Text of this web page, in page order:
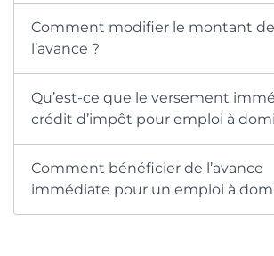
Comment modifier le montant de
l’avance ?
Qu’est-ce que le versement
crédit d’impôt pour emploi à
Comment bénéficier de l’avance
immédiate pour un emploi à